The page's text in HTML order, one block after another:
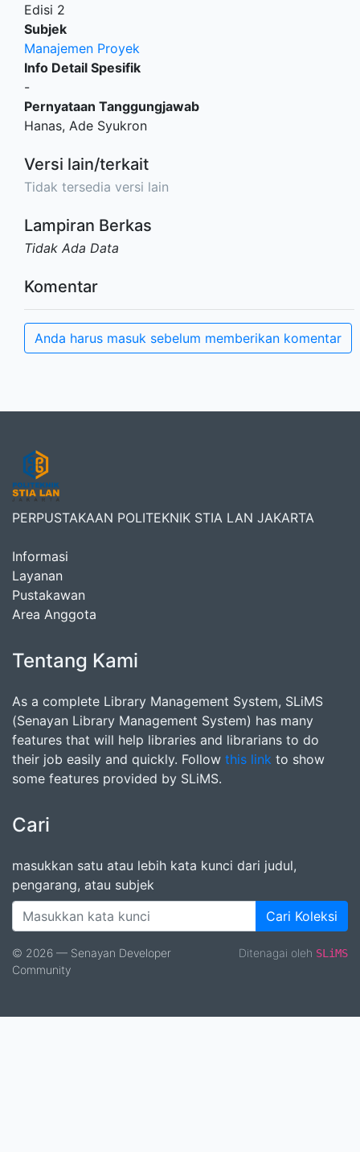
Edisi 2
Subjek
Manajemen Proyek
Info Detail Spesifik
-
Pernyataan Tanggungjawab
Hanas, Ade Syukron
Versi lain/terkait
Tidak tersedia versi lain
Lampiran Berkas
Tidak Ada Data
Komentar
Anda harus masuk sebelum memberikan komentar
PERPUSTAKAAN POLITEKNIK STIA LAN JAKARTA
Informasi
Layanan
Pustakawan
Area Anggota
Tentang Kami
As a complete Library Management System, SLiMS
(Senayan Library Management System) has many
features that will help libraries and librarians to do
their job easily and quickly. Follow this link to show
some features provided by SLiMS.
Cari
masukkan satu atau lebih kata kunci dari judul,
pengarang, atau subjek
Cari Koleksi
© 2026 — Senayan Developer
Community
Ditenagai oleh SLiMS